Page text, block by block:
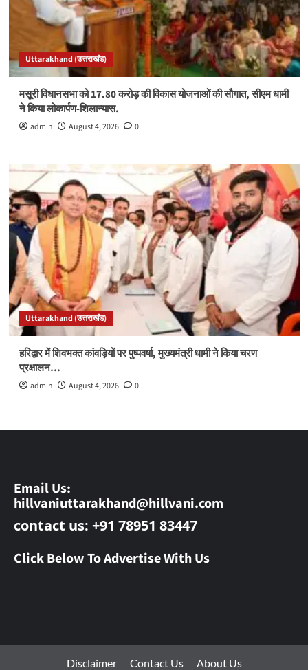
Uttarakhand (उत्तराखंड)
मसूरी विधानसभा को 17.80 करोड़ की विकास योजनाओं की सौगात, सीएम धामी
ने किया लोकार्पण-शिलान्यास.
admin August 4, 2026 0
Uttarakhand (उत्तराखंड)
हरिद्वार में शिवभक्त कांवड़ियों पर पुष्पवर्षा, मुख्यमंत्री धामी ने किया चरण
प्रक्षालन…
admin August 4, 2026 0
Email Us:
hillvaniuttarakhand@hillvani.com
contact us: +91 78951 83447
Click Below To Advertise With Us
Disclaimer Contact Us About Us